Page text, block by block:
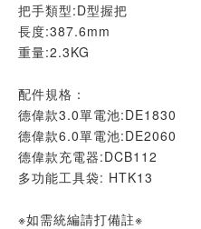
把手類型:D型握把
長度:387.6mm
重量:2.3KG
配件規格：
德偉款3.0單電池:DE1830
德偉款6.0單電池:DE2060
德偉款充電器:DCB112
多功能工具袋: HTK13
※如需統編請打備註※